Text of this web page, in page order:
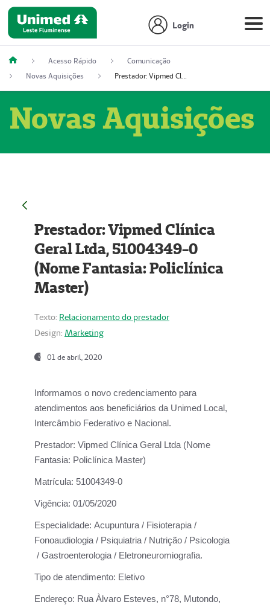
Login
Acesso Rápido
Comunicação
Novas Aquisições
Prestador: Vipmed Clínica Geral Ltda, 51004349-0 (Nome Fantasia: Policlínica Master)
Novas Aquisições
Prestador: Vipmed Clínica
Geral Ltda, 51004349-0
(Nome Fantasia: Policlínica
Master)
Texto: Relacionamento do prestador
Design: Marketing
01 de abril, 2020
Informamos o novo credenciamento para
atendimentos aos beneficiários da Unimed Local,
Intercâmbio Federativo e Nacional.
Prestador: Vipmed Clínica Geral Ltda (Nome
Fantasia: Policlínica Master)
Matrícula: 51004349-0
Vigência: 01/05/2020
Especialidade: Acupuntura / Fisioterapia /
Fonoaudiologia / Psiquiatria / Nutrição / Psicologia
/ Gastroenterologia / Eletroneuromiografia.
Tipo de atendimento: Eletivo
Endereço: Rua Àlvaro Esteves, n°78, Mutondo,